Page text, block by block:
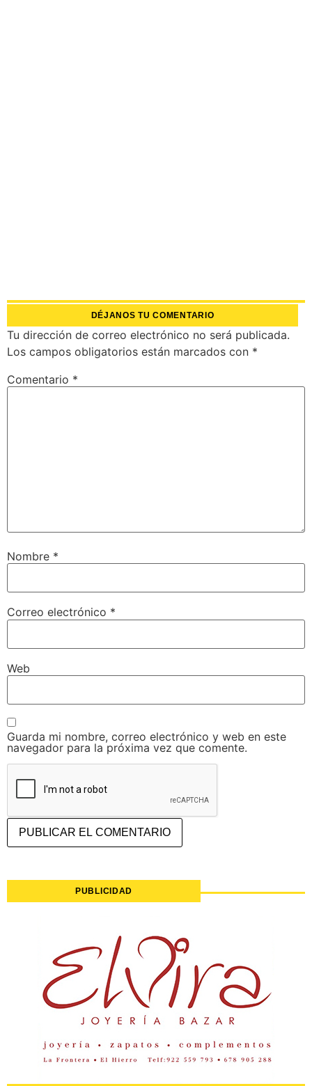
DÉJANOS TU COMENTARIO
Tu dirección de correo electrónico no será publicada.
Los campos obligatorios están marcados con *
Comentario *
Nombre *
Correo electrónico *
Web
Guarda mi nombre, correo electrónico y web en este
navegador para la próxima vez que comente.
PUBLICIDAD